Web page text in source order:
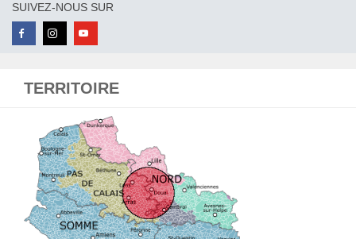
TERRITOIRE
SUIVEZ-NOUS SUR